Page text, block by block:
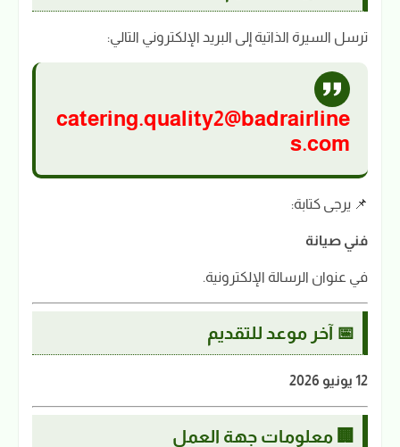
ترسل السيرة الذاتية إلى البريد الإلكتروني التالي:
catering.quality2@badrairline
s.com
📌 يرجى كتابة:
فني صيانة
في عنوان الرسالة الإلكترونية.
📅 آخر موعد للتقديم
12 يونيو 2026
🏢 معلومات جهة العمل